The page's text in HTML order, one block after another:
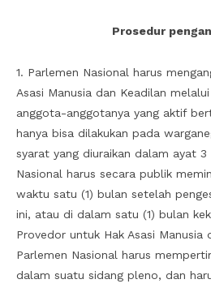
Prosedur
1. Parlemen Nasional harus
Asasi Manusia dan Keadilan
anggota-anggotanya yang aktif
hanya bisa dilakukan pada
syarat yang diuraikan dalam ayat
Nasional harus secara publik
waktu satu (1) bulan setelah
ini, atau di dalam satu (1) bulan
Provedor untuk Hak Asasi Manusia
Parlemen Nasional harus
dalam suatu sidang pleno, dan